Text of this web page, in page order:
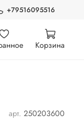
+79516095516
Корзина
арт. 250203600